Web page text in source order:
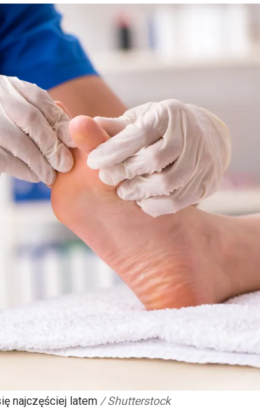
najczęściej latem / Shutterstock